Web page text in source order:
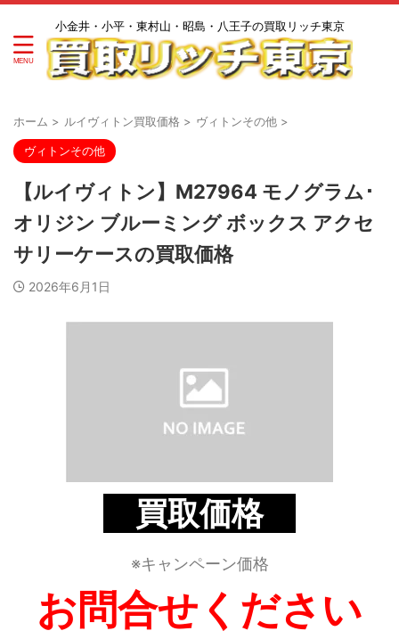
小金井・小平・東村山・昭島・八王子の買取リッチ東京
ホーム > ルイヴィトン買取価格 > ヴィトンその他 >
ヴィトンその他
【ルイヴィトン】M27964 モノグラム･
オリジン ブルーミング ボックス アクセ
サリーケースの買取価格
2026年6月1日
買取価格
※キャンペーン価格
お問合せください